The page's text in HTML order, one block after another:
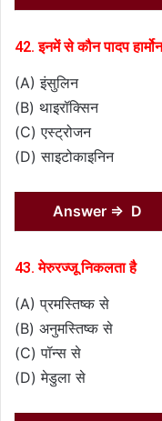
42. इनमें से कौन पादप
(A) इंसुलिन
(B) थाइरॉक्सिन
(C) एस्ट्रोजन
(D) साइटोकाइनिन
Answer ⇒ D
43. मेरुरज्जू निकलता है
(A) प्रमस्तिष्क से
(B) अनुमस्तिष्क से
(C) पॉन्स से
(D) मेडुला से